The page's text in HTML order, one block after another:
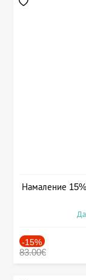
Намаление
-15%
83.00€